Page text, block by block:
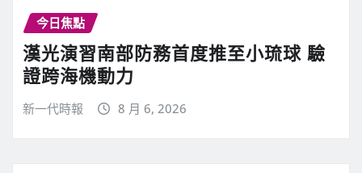
今日焦點
漢光演習南部防務首度推至小琉球 驗
證跨海機動力
新一代時報 8 月 6, 2026